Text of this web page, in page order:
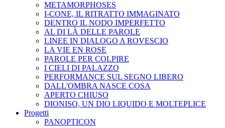
METAMORPHOSES
I-CONE, IL RITRATTO IMMAGINATO
DENTRO IL NODO IMPERFETTO
AL DI LÀ DELLE PAROLE
LINEE IN DIALOGO A ROVESCIO
LA VIE EN ROSE
PAROLE PER COLPIRE
I CIELI DI PALAZZO
PERFORMANCE SUL SEGNO LIBERO
DALL'OMBRA NASCE COSA
APERTO CHIUSO
DIONISO, UN DIO LIQUIDO E MOLTEPLICE
Progetti
PANOPTICON